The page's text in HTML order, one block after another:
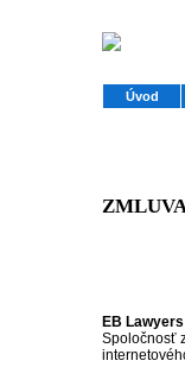
Úvod
EB
Spoločnosť